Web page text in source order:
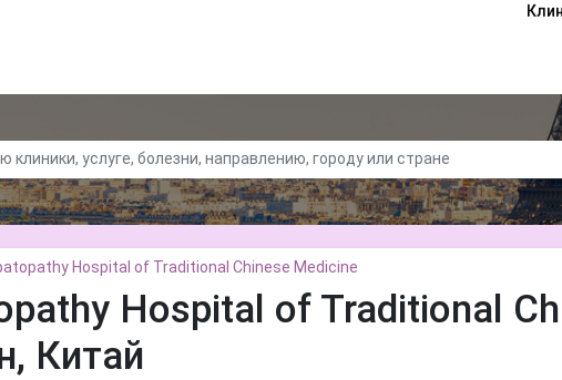
Hospital of Traditional Chinese Medicine
Hospital of Traditional
Китай